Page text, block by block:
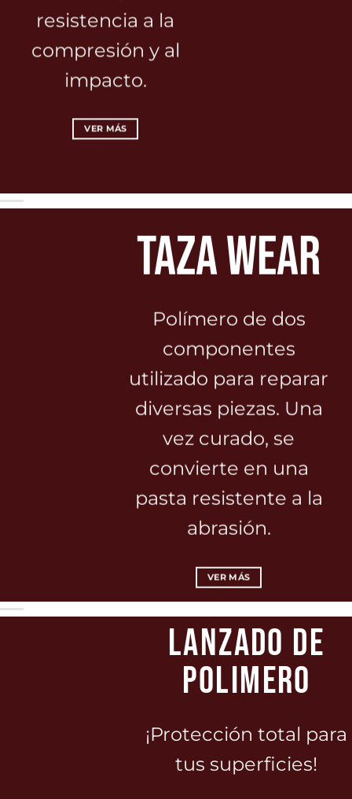
resistencia a la
compresión y al
impacto.
VER MÁS
Taza Wear
Polímero de dos
componentes
utilizado para reparar
diversas piezas. Una
vez curado, se
convierte en una
pasta resistente a la
abrasión.
VER MÁS
LANZADO DE
POLIMERO
¡Protección total para
tus superficies!